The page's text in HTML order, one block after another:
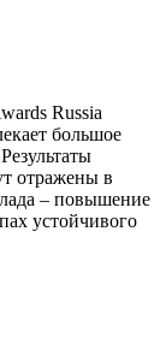
Russia
большое
отражены в
– повышение
устойчивого